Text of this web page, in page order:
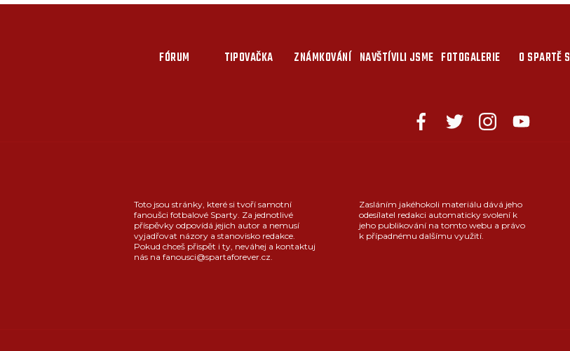
FÓRUM TIPOVAČKA ZNÁMKOVÁNÍ NAVŠTÍVILI JSME FOTOGALERIE O SPARTĚ S
Toto jsou stránky, které si tvoří samotní
fanoušci fotbalové Sparty. Za jednotlivé
příspěvky odpovídá jejich autor a nemusí
vyjadřovat názory a stanovisko redakce.
Pokud chceš přispět i ty, neváhej a kontaktuj
nás na fanousci@spartaforever.cz.
Zasláním jakéhokoli materiálu dává jeho
odesílatel redakci automaticky svolení k
jeho publikování na tomto webu a právo
k případnému dalšímu využití.